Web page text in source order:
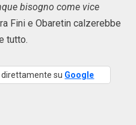
bisogno come vice
Fini e Obaretin calzerebbe
tutto.
direttamente su Google